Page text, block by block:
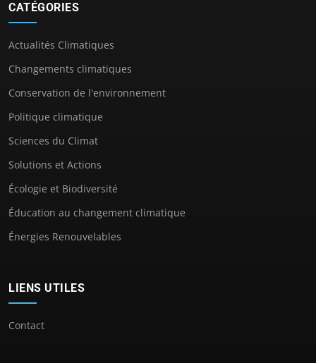
CATÉGORIES
Actualités Climatiques
Changements climatiques
Conservation de l'environnement
Politique climatique
Sciences du Climat
Solutions et Actions
Écologie et Biodiversité
Éducation au changement climatique
Énergies Renouvelables
LIENS UTILES
Contact